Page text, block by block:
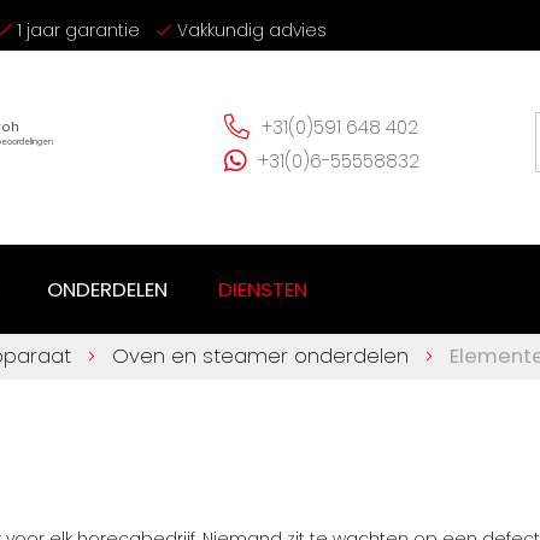
1 jaar garantie Vakkundig advies
+31(0)591 648 402
+31(0)6-55558832
ONDERDELEN DIENSTEN
Oven en steamer onderdelen